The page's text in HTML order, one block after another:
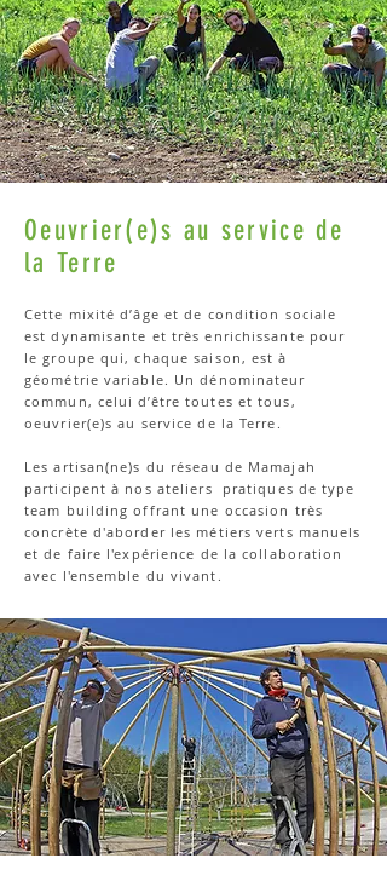
Oeuvrier(e)s au service de
la Terre
Cette mixité d’âge et de condition sociale
est dynamisante et très enrichissante pour
le groupe qui, chaque saison, est à
géométrie variable. Un dénominateur
commun, celui d’être toutes et tous,
oeuvrier(e)s au service de la Terre.
Les artisan(ne)s du réseau de Mamajah
participent à nos ateliers pratiques de type
team building offrant une occasion très
concrète d'aborder les métiers verts manuels
et de faire l'expérience de la collaboration
avec l'ensemble du vivant.